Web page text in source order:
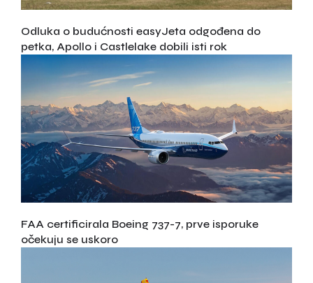
Odluka o budućnosti easyJeta odgođena do
petka, Apollo i Castlelake dobili isti rok
FAA certificirala Boeing 737-7, prve isporuke
očekuju se uskoro